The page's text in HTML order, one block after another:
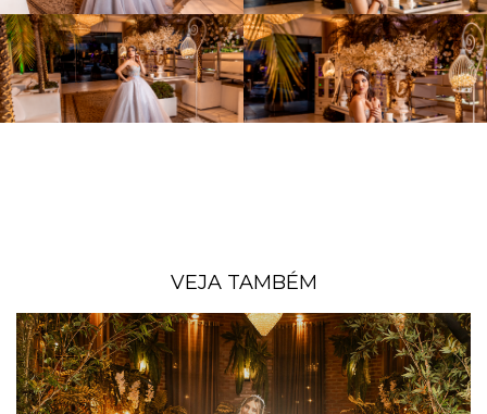
VEJA TAMBÉM